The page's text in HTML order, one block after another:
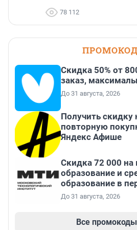
78 112
Скидка 50% от
заказ,
До 31 августа, 2026
Получить скидку
повторную
Яндекс Афише
Скидка 72 000
образование и
образование в
До 31 августа, 2026
Все промокоды